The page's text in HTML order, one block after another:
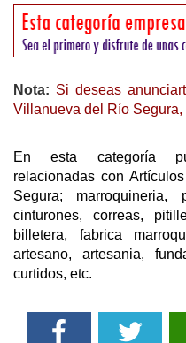
Nota: Si deseas
Villanueva del Río Segura,
En esta categoría
relacionadas con
Segura;
cinturones, correas,
billetera, fabrica
artesano, artesania,
curtidos, etc.